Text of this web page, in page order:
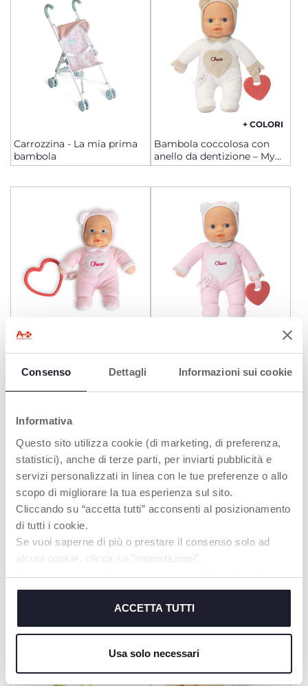
Consenso Dettagli Informazioni sui cookie
Informativa
Questo sito utilizza cookie (di marketing, di preferenza,
statistici), anche di terze parti, per inviarti pubblicità e
servizi personalizzati in linea con le tue preferenze o allo
scopo di migliorare la tua esperienza sul sito.
Cliccando su “accetta tutti” acconsenti al posizionamento
di tutti i cookie.
Se vuoi saperne di più o prestare il consenso solo ad
alcuni cookie, clicca su "impostazioni".
Chiudendo questo banner acconsenti all’uso dei soli
cookie tecnici, indispensabili per fruire del servizio
ACCETTA TUTTI
Usa solo necessari
Carrozzina - La mia prima
bambola
+ COLORI
Bambola coccolosa con
anello da dentizione – My
First Doll
My Little Doll
+ COLORI
First Doll
Doll set with comfort cloth
First Doll
Coniglio termico per
microonde incluso